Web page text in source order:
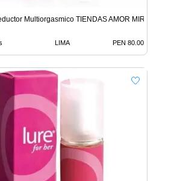
Multiorgasmico TIENDAS AMOR MIRAFLORES
LIMA PEN 80.00